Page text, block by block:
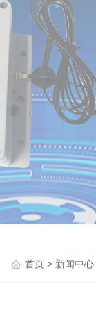
首页 > 新闻中心